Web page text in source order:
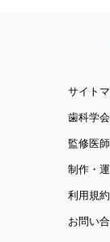
サイト
歯科学
監修医
制作・
利用規約
お問い